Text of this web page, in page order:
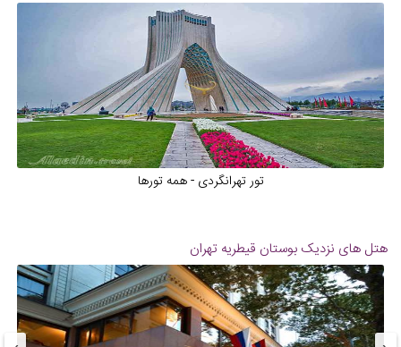
تور تهرانگردی - همه تورها
هتل های نزدیک بوستان قیطریه تهران